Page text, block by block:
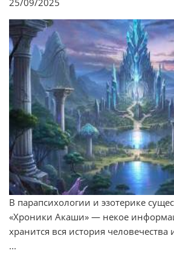
В парапсихологии и эзотерике
«Хроники Акаши» — некое
хранится вся история человечества
...